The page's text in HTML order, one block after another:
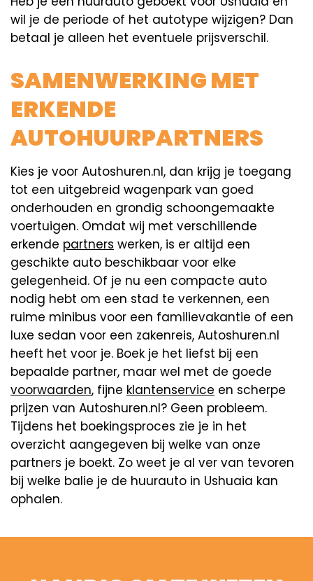
wil je de periode of het autotype wijzigen? Dan
betaal je alleen het eventuele prijsverschil.
SAMENWERKING MET
ERKENDE
AUTOHUURPARTNERS
Kies je voor Autoshuren.nl, dan krijg je toegang
tot een uitgebreid wagenpark van goed
onderhouden en grondig schoongemaakte
voertuigen. Omdat wij met verschillende
erkende partners werken, is er altijd een
geschikte auto beschikbaar voor elke
gelegenheid. Of je nu een compacte auto
nodig hebt om een stad te verkennen, een
ruime minibus voor een familievakantie of een
luxe sedan voor een zakenreis, Autoshuren.nl
heeft het voor je. Boek je het liefst bij een
bepaalde partner, maar wel met de goede
voorwaarden, fijne klantenservice en scherpe
prijzen van Autoshuren.nl? Geen probleem.
Tijdens het boekingsproces zie je in het
overzicht aangegeven bij welke van onze
partners je boekt. Zo weet je al ver van tevoren
bij welke balie je de huurauto in Ushuaia kan
ophalen.